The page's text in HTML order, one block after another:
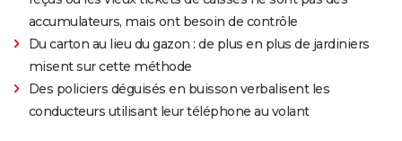
accumulateurs, mais ont besoin de contrôle
Du carton au lieu du gazon : de plus en plus de jardiniers
misent sur cette méthode
Des policiers déguisés en buisson verbalisent les
conducteurs utilisant leur téléphone au volant